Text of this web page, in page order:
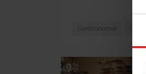
Gastronomie